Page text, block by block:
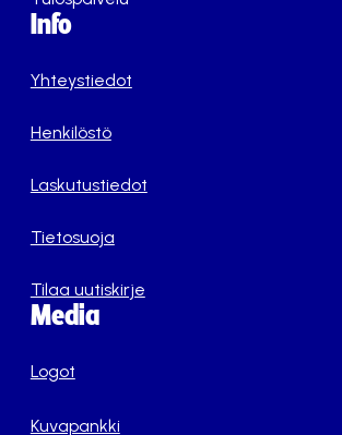
Info
Yhteystiedot
Henkilöstö
Laskutustiedot
Tietosuoja
Tilaa uutiskirje
Media
Logot
Kuvapankki